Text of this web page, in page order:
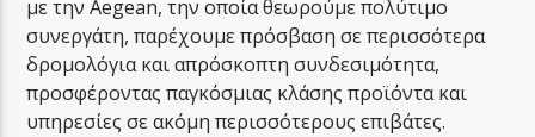
με την Aegean, την οποία θεωρούμε πολύτιμο
συνεργάτη, παρέχουμε πρόσβαση σε περισσότερα
δρομολόγια και απρόσκοπτη συνδεσιμότητα,
προσφέροντας παγκόσμιας κλάσης προϊόντα και
υπηρεσίες σε ακόμη περισσότερους επιβάτες.